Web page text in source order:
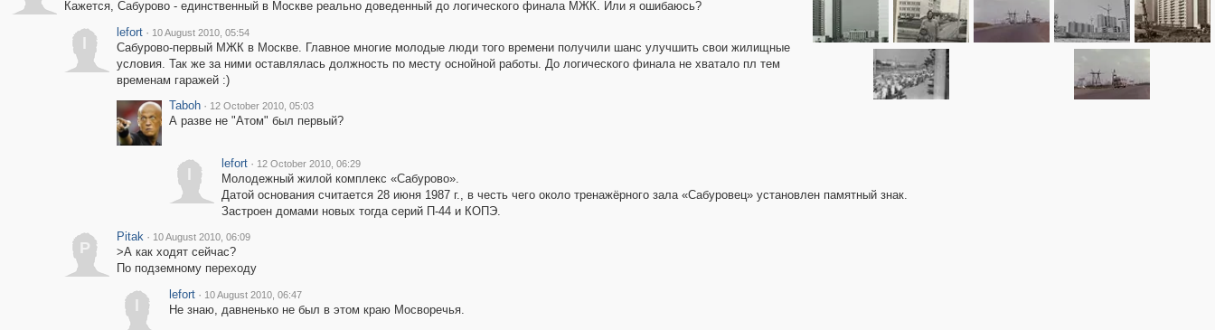
Кажется, Сабурово - единственный в Москве реально доведенный до логического финала МЖК. Или я ошибаюсь?
lefort · 10 August 2010, 05:54
Сабурово-первый МЖК в Москве. Главное многие молодые люди того времени получили шанс улучшить свои жилищные
условия. Так же за ними оставлялась должность по месту оснойной работы. До логического финала не хватало пл тем
временам гаражей :)
Taboh · 12 October 2010, 05:03
А разве не "Атом" был первый?
lefort · 12 October 2010, 06:29
Молодежный жилой комплекс «Сабурово».
Датой основания считается 28 июня 1987 г., в честь чего около тренажёрного зала «Сабуровец» установлен памятный знак.
Застроен домами новых тогда серий П-44 и КОПЭ.
P
Pitak · 10 August 2010, 06:09
>А как ходят сейчас?
По подземному переходу
lefort · 10 August 2010, 06:47
Не знаю, давненько не был в этом краю Мосворечья.